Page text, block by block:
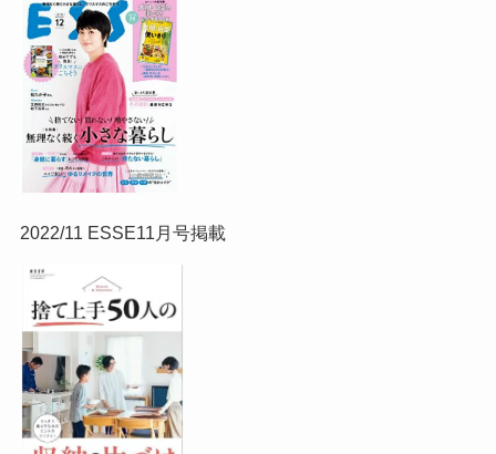
2022/11 ESSE11月号掲載